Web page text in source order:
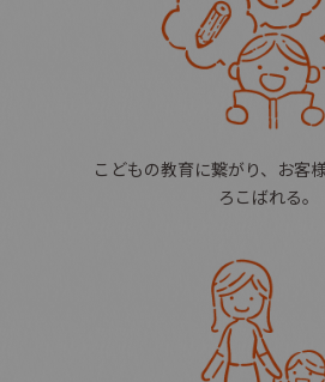
こどもの教育に繋がり、 お客
ろこばれる。